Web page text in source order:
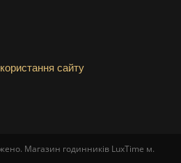
сайту
Магазин годинників LuxTime м.